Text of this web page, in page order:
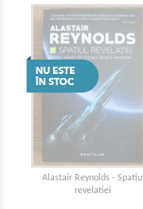
Alastair Reynolds - Spatiul
revelatiei